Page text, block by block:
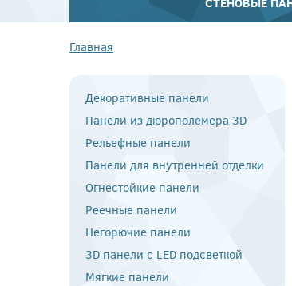
Главная
Декоративные панели
Панели из дюрополемера 3D
Рельефные панели
Панели для внутренней отделки
Огнестойкие панели
Реечные панели
Негорючие панели
3D панели с LED подсветкой
Мягкие панели